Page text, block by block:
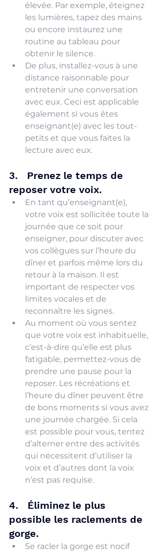
élevée. Par exemple, éteignez
les lumières, tapez des mains
ou encore instaurez une
routine au tableau pour
obtenir le silence.
De plus, installez-vous à une
distance raisonnable pour
entretenir une conversation
avec eux. Ceci est applicable
également si vous êtes
enseignant(e) avec les tout-
petits et que vous faites la
lecture avec eux.
3.   Prenez le temps de
reposer votre voix.
En tant qu’enseignant(e),
votre voix est sollicitée toute la
journée que ce soit pour
enseigner, pour discuter avec
vos collègues sur l’heure du
dîner et parfois même lors du
retour à la maison. Il est
important de respecter vos
limites vocales et de
reconnaître les signes.
Au moment où vous sentez
que votre voix est inhabituelle,
c’est-à-dire qu’elle est plus
fatigable, permettez-vous de
prendre une pause pour la
reposer. Les récréations et
l’heure du dîner peuvent être
de bons moments si vous avez
une journée chargée. Si cela
est possible pour vous, tentez
d’alterner entre des activités
qui nécessitent d’utiliser la
voix et d’autres dont la voix
n’est pas requise.
4.   Éliminez le plus
possible les raclements de
gorge.
Se racler la gorge est nocif